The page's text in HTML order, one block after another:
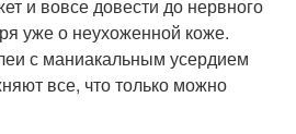
и вовсе довести до нервного
уже о неухоженной коже.
с маниакальным усердием
все, что только можно